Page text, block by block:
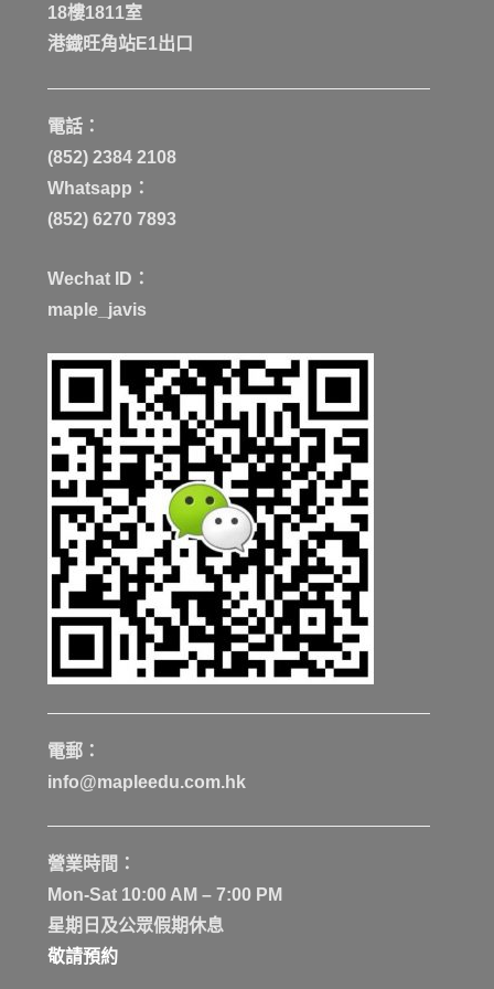
18樓1811室
港鐡旺角站E1出口
電話：
(852) 2384 2108
Whatsapp：
(852) 6270 7893
Wechat ID：
maple_javis
電郵：
info@mapleedu.com.hk
營業時間：
Mon-Sat 10:00 AM – 7:00 PM
星期日及公眾假期休息
敬請預約